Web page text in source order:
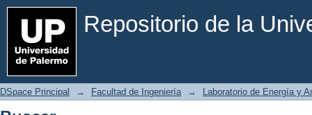
Repositorio de la
Buscar
DSpace Principal → Facultad de Ingeniería → Laboratorio de Energía y